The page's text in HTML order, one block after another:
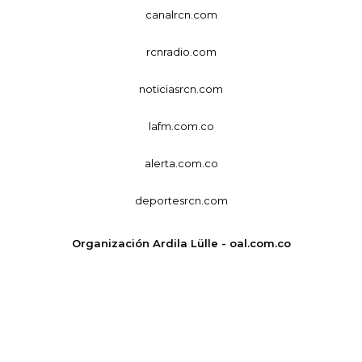
canalrcn.com
rcnradio.com
noticiasrcn.com
lafm.com.co
alerta.com.co
deportesrcn.com
Organización Ardila Lülle - oal.com.co